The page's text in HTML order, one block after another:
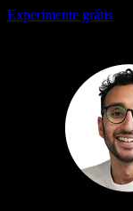
Experimente grátis